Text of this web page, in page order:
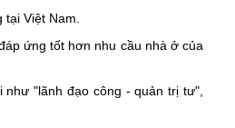
tại Việt Nam.
ứng tốt hơn nhu cầu nhà ở của
"lãnh đạo công - quản trị tư",